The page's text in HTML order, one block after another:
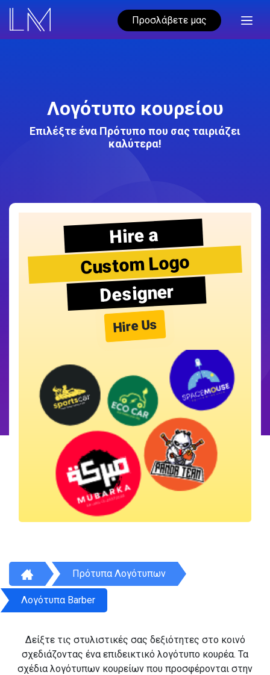
Προσλάβετε μας
Λογότυπο κουρείου
Επιλέξτε ένα Πρότυπο που σας ταιριάζει
καλύτερα!
Hire a
Custom Logo
Designer
Hire Us
Πρότυπα Λογότυπων
Λογότυπα Barber
Δείξτε τις στυλιστικές σας δεξιότητες στο κοινό
σχεδιάζοντας ένα επιδεικτικό λογότυπο κουρέα. Τα
σχέδια λογότυπων κουρείων που προσφέρονται στην